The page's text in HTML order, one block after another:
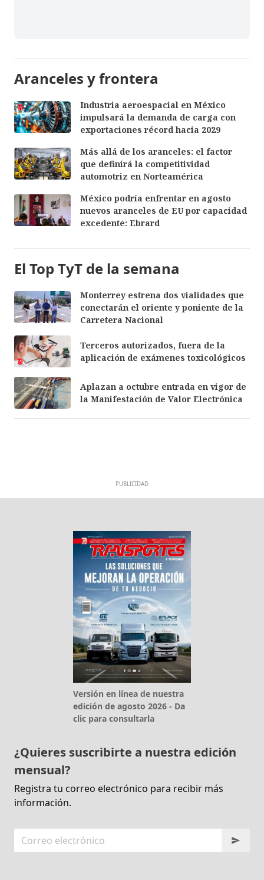
Aranceles y frontera
Industria aeroespacial en México
impulsará la demanda de carga con
exportaciones récord hacia 2029
Más allá de los aranceles: el factor
que definirá la competitividad
automotriz en Norteamérica
México podría enfrentar en agosto
nuevos aranceles de EU por capacidad
excedente: Ebrard
El Top TyT de la semana
Monterrey estrena dos vialidades que
conectarán el oriente y poniente de la
Carretera Nacional
Terceros autorizados, fuera de la
aplicación de exámenes toxicológicos
Aplazan a octubre entrada en vigor de
la Manifestación de Valor Electrónica
PUBLICIDAD
Versión en línea de nuestra
edición de agosto 2026 - Da
clic para consultarla
¿Quieres suscribirte a nuestra edición
mensual?
Registra tu correo electrónico para recibir más
información.